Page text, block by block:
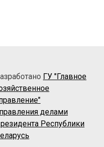
ГУ "Главное
делами
Республики